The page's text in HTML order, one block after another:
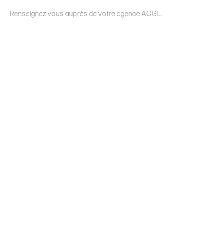
Renseignez-vous auprès de votre agence ACGL.